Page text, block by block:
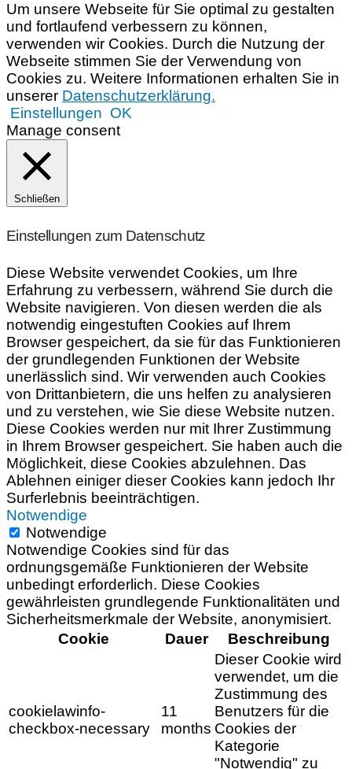
Um unsere Webseite für Sie optimal zu gestalten
und fortlaufend verbessern zu können,
verwenden wir Cookies. Durch die Nutzung der
Webseite stimmen Sie der Verwendung von
Cookies zu. Weitere Informationen erhalten Sie in
unserer Datenschutzerklärung.
Einstellungen OK
Manage consent
Schließen
Einstellungen zum Datenschutz
Diese Website verwendet Cookies, um Ihre
Erfahrung zu verbessern, während Sie durch die
Website navigieren. Von diesen werden die als
notwendig eingestuften Cookies auf Ihrem
Browser gespeichert, da sie für das Funktionieren
der grundlegenden Funktionen der Website
unerlässlich sind. Wir verwenden auch Cookies
von Drittanbietern, die uns helfen zu analysieren
und zu verstehen, wie Sie diese Website nutzen.
Diese Cookies werden nur mit Ihrer Zustimmung
in Ihrem Browser gespeichert. Sie haben auch die
Möglichkeit, diese Cookies abzulehnen. Das
Ablehnen einiger dieser Cookies kann jedoch Ihr
Surferlebnis beeinträchtigen.
Notwendige
Notwendige
Notwendige Cookies sind für das
ordnungsgemäße Funktionieren der Website
unbedingt erforderlich. Diese Cookies
gewährleisten grundlegende Funktionalitäten und
Sicherheitsmerkmale der Website, anonymisiert.
Cookie
Dauer Beschreibung
cookielawinfo-
checkbox-necessary
11
months
Dieser Cookie wird
verwendet, um die
Zustimmung des
Benutzers für die
Cookies der
Kategorie
"Notwendig" zu